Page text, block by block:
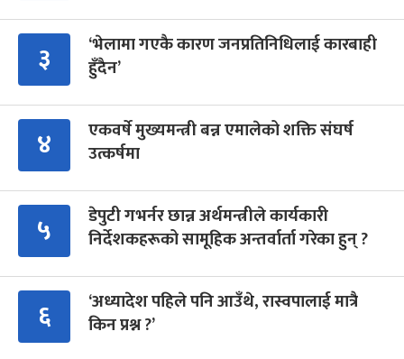
३
‘भेलामा गएकै कारण जनप्रतिनिधिलाई कारबाही
हुँदैन’
४
एकवर्षे मुख्यमन्त्री बन्न एमालेको शक्ति संघर्ष
उत्कर्षमा
५
डेपुटी गभर्नर छान्न अर्थमन्त्रीले कार्यकारी
निर्देशकहरूको सामूहिक अन्तर्वार्ता गरेका हुन् ?
६
‘अध्यादेश पहिले पनि आउँथे, रास्वपालाई मात्रै
किन प्रश्न ?’